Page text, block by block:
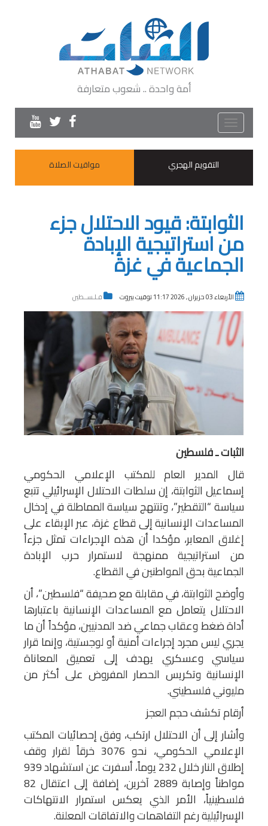
أمة واحدة .. شعوب متعارفة
Toggle
navigation
التقويم الهجري
مواقيت الصلاة
الثوابتة: قيود الاحتلال جزء
من استراتيجية الإبادة
الجماعية في غزة
الأربعاء 03 حزيران , 2026 11:17 توقيت بيروت فـلـســطين
الثبات ـ فلسطين
قال المدير العام للمكتب الإعلامي الحكومي
إسماعيل الثوابتة، إن سلطات الاحتلال الإسرائيلي تتبع
سياسة “التقطير”، وتنتهج سياسة المماطلة في إدخال
المساعدات الإنسانية إلى قطاع غزة، عبر الإبقاء على
إغلاق المعابر، مؤكدا أن هذه الإجراءات تمثل جزءاً
من استراتيجية ممنهجة لاستمرار حرب الإبادة
الجماعية بحق المواطنين في القطاع.
وأوضح الثوابتة، في مقابلة مع صحيفة “فلسطين”، أن
الاحتلال يتعامل مع المساعدات الإنسانية باعتبارها
أداة ضغط وعقاب جماعي ضد المدنيين، مؤكداً أن ما
يجري ليس مجرد إجراءات أمنية أو لوجستية، وإنما قرار
سياسي وعسكري يهدف إلى تعميق المعاناة
الإنسانية وتكريس الحصار المفروض على أكثر من
مليوني فلسطيني.
أرقام تكشف حجم العجز
وأشار إلى أن الاحتلال ارتكب، وفق إحصائيات المكتب
الإعلامي الحكومي، نحو 3076 خرقاً لقرار وقف
إطلاق النار خلال 232 يوماً، أسفرت عن استشهاد 939
مواطناً وإصابة 2889 آخرين، إضافة إلى اعتقال 82
فلسطينياً، الأمر الذي يعكس استمرار الانتهاكات
الإسرائيلية رغم التفاهمات والاتفاقات المعلنة.